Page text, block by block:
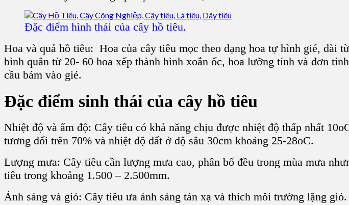
Đặc điểm hình thái của cây hồ tiêu.
Hoa và quả hồ tiêu: Hoa của cây tiêu mọc theo dạng hoa tự hình gié, dài
bình quân từ 20- 60 hoa xếp thành hình xoắn ốc, hoa lưỡng tính và đơn
cầu bám vào gié.
Đặc điểm sinh thái của cây hồ tiêu
Nhiệt độ và ẩm độ: Cây tiêu có khả năng chịu được nhiệt độ thấp nhất
tương đối trên 70% và nhiệt độ đất ở độ sâu 30cm khoảng 25-28oC.
Lượng mưa: Cây tiêu cần lượng mưa cao, phân bố đều trong mùa mưa
tiêu trong khoảng 1.500 – 2.500mm.
Ánh sáng và gió: Cây tiêu ưa ánh sáng tán xạ và thích môi trường lặng gió.